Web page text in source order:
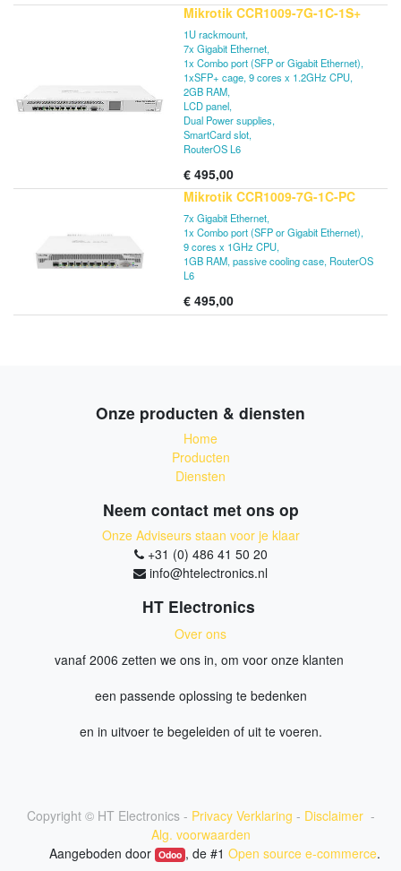
Mikrotik CCR1009-7G-1C-1S+
1U rackmount,
7x Gigabit Ethernet,
1x Combo port (SFP or Gigabit Ethernet),
1xSFP+ cage, 9 cores x 1.2GHz CPU,
2GB RAM,
LCD panel,
Dual Power supplies,
SmartCard slot,
RouterOS L6
€ 495,00
Mikrotik CCR1009-7G-1C-PC
7x Gigabit Ethernet,
1x Combo port (SFP or Gigabit Ethernet),
9 cores x 1GHz CPU,
1GB RAM, passive cooling case, RouterOS
L6
€ 495,00
Onze producten & diensten
Home
Producten
Diensten
Neem contact met ons op
Onze Adviseurs staan voor je klaar
+31 (0) 486 41 50 20
info@htelectronics.nl
HT Electronics
Over ons
vanaf 2006 zetten we ons in, om voor onze klanten
een passende oplossing te bedenken
en in uitvoer te begeleiden of uit te voeren.
Copyright © HT Electronics - Privacy Verklaring - Disclaimer -
Alg. voorwaarden
Aangeboden door Odoo , de #1 Open source e-commerce.